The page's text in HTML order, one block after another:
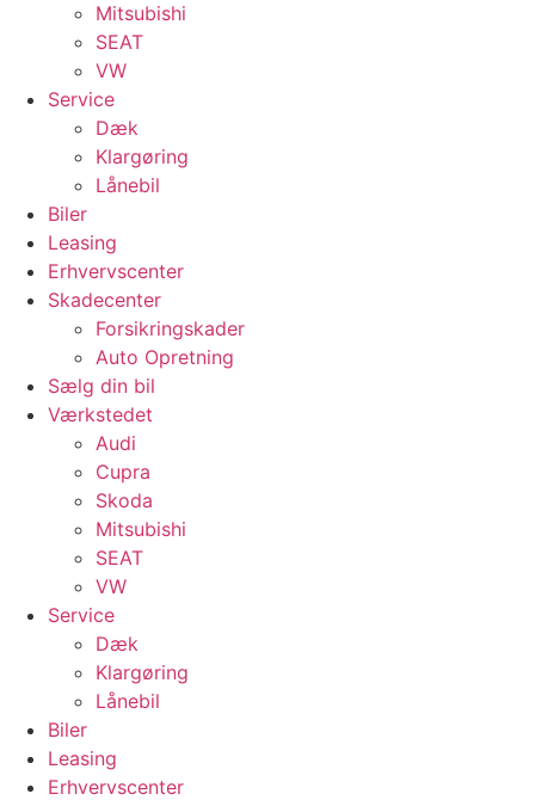
Mitsubishi
SEAT
VW
Service
Dæk
Klargøring
Lånebil
Biler
Leasing
Erhvervscenter
Skadecenter
Forsikringskader
Auto Opretning
Sælg din bil
Værkstedet
Audi
Cupra
Skoda
Mitsubishi
SEAT
VW
Service
Dæk
Klargøring
Lånebil
Biler
Leasing
Erhvervscenter